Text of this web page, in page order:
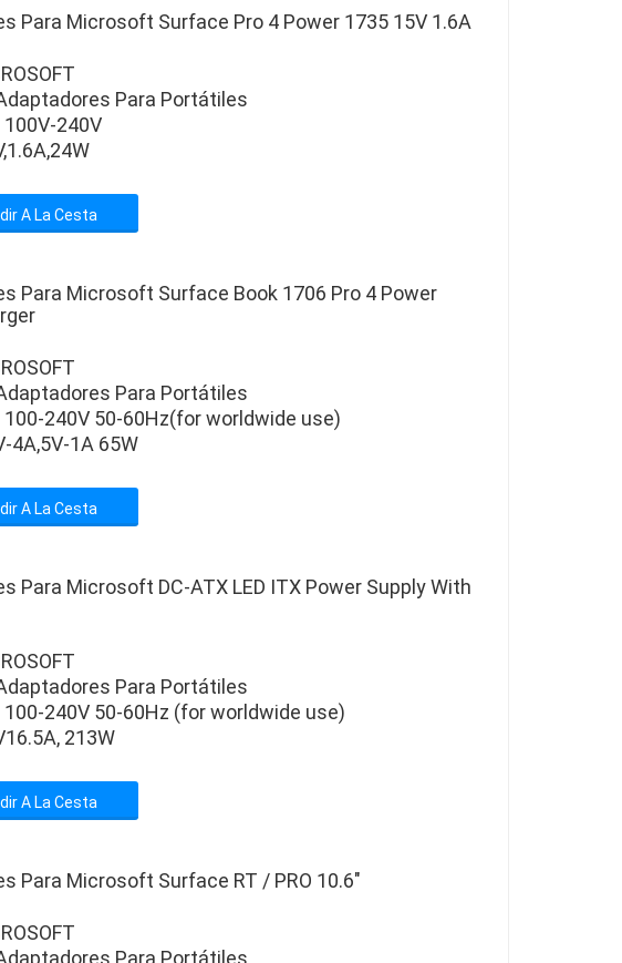
Para Microsoft Surface Pro 4 Power 1735 15V 1.6A
Para Portátiles
100V-240V
A La Cesta
Para Microsoft Surface Book 1706 Pro 4 Power
Para Portátiles
100-240V 50-60Hz(for worldwide use)
4A,5V-1A 65W
A La Cesta
Para Microsoft DC-ATX LED ITX Power Supply With
Para Portátiles
100-240V 50-60Hz (for worldwide use)
213W
A La Cesta
Para Microsoft Surface RT / PRO 10.6"
Para Portátiles